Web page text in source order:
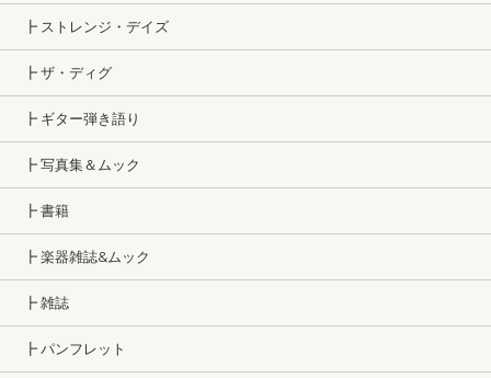
┣ ストレンジ・デイズ
┣ ザ・ディグ
┣ ギター弾き語り
┣ 写真集＆ムック
┣ 書籍
┣ 楽器雑誌&ムック
┣ 雑誌
┣ パンフレット